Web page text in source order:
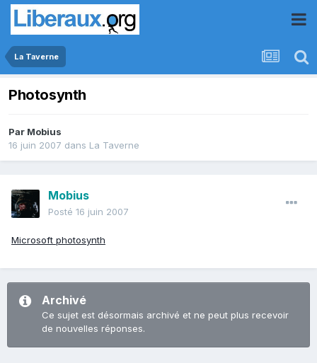
La Taverne
Photosynth
Par Mobius
16 juin 2007 dans La Taverne
Mobius
Posté 16 juin 2007
Microsoft photosynth
Archivé
Ce sujet est désormais archivé et ne peut plus recevoir
de nouvelles réponses.